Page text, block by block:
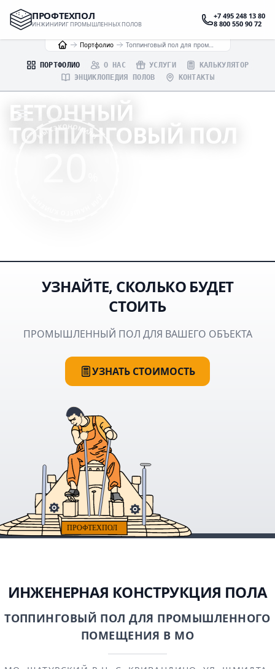
ПРОФТЕХПОЛ
ИНЖИНИРИГ ПРОМЫШЛЕННЫХ ПОЛОВ
+7 495 248 13 80
8 800 550 90 72
Портфолио Топпинговый пол для промышленного помещения в МО
ПОРТФОЛИО О НАС УСЛУГИ
КАЛЬКУЛЯТОР
ЭНЦИКЛОПЕДИЯ ПОЛОВ
КОНТАКТЫ
МЫ СЭКОНОМИЛИ
БЕТОННЫЙ
ТОППИНГОВЫЙ ПОЛ
УЗНАЙТЕ, СКОЛЬКО БУДЕТ
СТОИТЬ
ПРОМЫШЛЕННЫЙ ПОЛ ДЛЯ ВАШЕГО ОБЪЕКТА
УЗНАТЬ СТОИМОСТЬ
ИНЖЕНЕРНАЯ КОНСТРУКЦИЯ ПОЛА
ТОППИНГОВЫЙ ПОЛ ДЛЯ ПРОМЫШЛЕННОГО
ПОМЕЩЕНИЯ В МО